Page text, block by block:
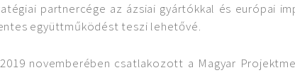
partnercége az ázsiai gyártókkal és európai
együttműködést teszi lehetővé.
novemberében csatlakozott a Magyar